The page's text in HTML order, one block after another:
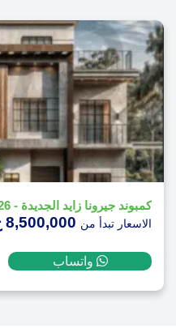
الاسعار تبدأ من
واتساب